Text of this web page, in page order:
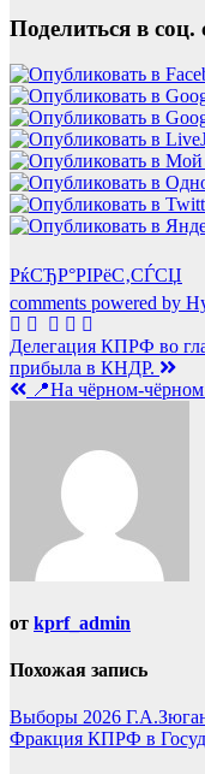
Поделиться в соц.
РќСЂР°РІРёС‚СЃСЏ
comments powered by
Навигация
по
Делегация КПРФ во
прибыла в КНДР.
📍На чёрном-
от kprf_admin
Похожая запись
Выборы 2026
Фракция КПРФ в